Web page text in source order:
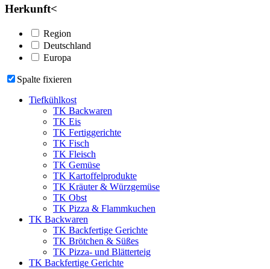
Herkunft<
Region
Deutschland
Europa
Spalte fixieren
Tiefkühlkost
TK Backwaren
TK Eis
TK Fertiggerichte
TK Fisch
TK Fleisch
TK Gemüse
TK Kartoffelprodukte
TK Kräuter & Würzgemüse
TK Obst
TK Pizza & Flammkuchen
TK Backwaren
TK Backfertige Gerichte
TK Brötchen & Süßes
TK Pizza- und Blätterteig
TK Backfertige Gerichte